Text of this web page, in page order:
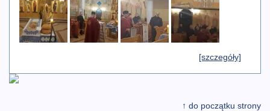
[szczegóły]
↑ do początku strony